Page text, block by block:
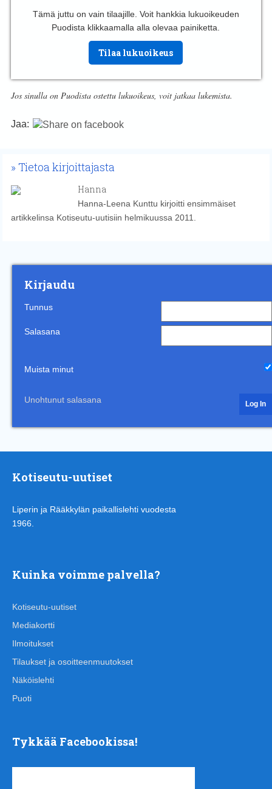
Tämä juttu on vain tilaajille. Voit hankkia lukuoikeuden
Puodista klikkaamalla alla olevaa painiketta.
Tilaa lukuoikeus
Jos sinulla on Puodista ostettu lukuoikeus, voit jatkaa lukemista.
Jaa:
Tietoa kirjoittajasta
Hanna
Hanna-Leena Kunttu kirjoitti ensimmäiset
artikkelinsa Kotiseutu-uutisiin helmikuussa 2011.
Kirjaudu
Tunnus
Salasana
Muista minut
Unohtunut salasana
Kotiseutu-uutiset
Liperin ja Rääkkylän paikallislehti vuodesta
1966.
Kuinka voimme palvella?
Kotiseutu-uutiset
Mediakortti
Ilmoitukset
Tilaukset ja osoitteenmuutokset
Näköislehti
Puoti
Tykkää Facebookissa!